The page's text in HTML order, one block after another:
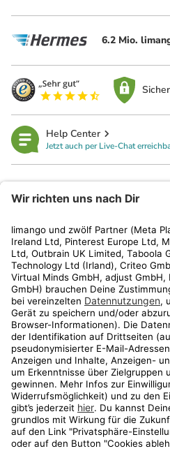
6.2 Mio.
Help Center
Jetzt auch per Live-Chat
Kundenservice
Shop
Aktionen
Travel